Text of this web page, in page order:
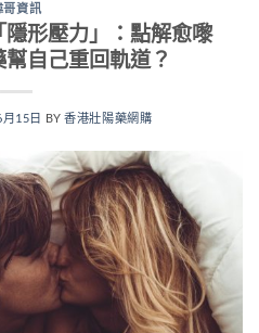
哥資訊
形壓力」：點解愈嚟
自己重回軌道？
15日 BY香港壯陽藥網購